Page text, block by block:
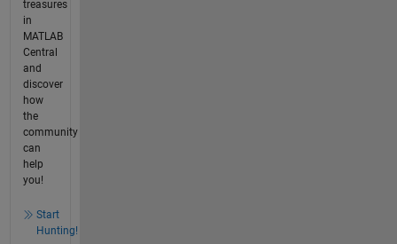
treasures
in
MATLAB
Central
and
discover
how
the
community
can
help
you!
Start
Hunting!